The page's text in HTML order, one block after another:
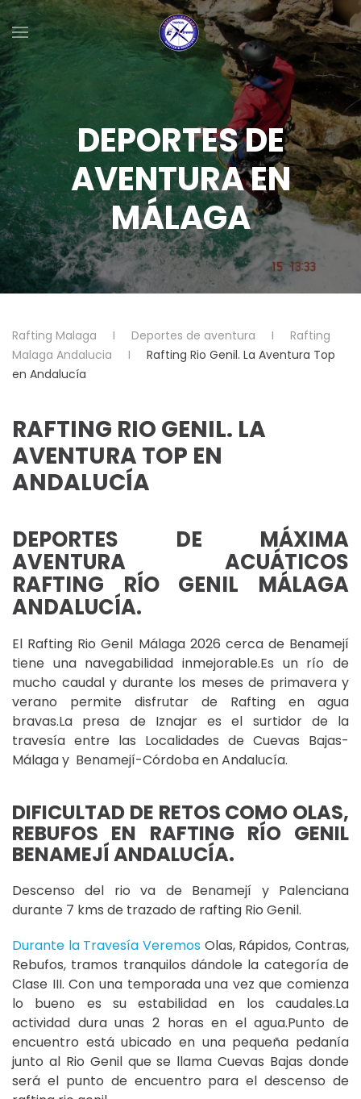
Skip to main content
DEPORTES DE
AVENTURA EN
MÁLAGA
Rafting Malaga Deportes de aventura
Rafting
Malaga Andalucia
Rafting Rio Genil. La Aventura Top
en Andalucía
RAFTING RIO GENIL. LA
AVENTURA TOP EN
ANDALUCÍA
DEPORTES DE MÁXIMA
AVENTURA ACUÁTICOS
RAFTING RÍO GENIL MÁLAGA
ANDALUCÍA.
El Rafting Rio Genil Málaga 2026 cerca de Benamejí
tiene una navegabilidad inmejorable.Es un río de
mucho caudal y durante los meses de primavera y
verano permite disfrutar de Rafting en agua
bravas.La presa de Iznajar es el surtidor de la
travesía entre las Localidades de Cuevas Bajas-
Málaga y Benamejí-Córdoba en Andalucía.
DIFICULTAD DE RETOS COMO OLAS,
REBUFOS EN RAFTING RÍO GENIL
BENAMEJÍ ANDALUCÍA.
Descenso del rio va de Benamejí y Palenciana
durante 7 kms de trazado de rafting Rio Genil.
Durante la Travesía Veremos Olas, Rápidos, Contras,
Rebufos, tramos tranquilos dándole la categoría de
Clase III. Con una temporada una vez que comienza
lo bueno es su estabilidad en los caudales.La
actividad dura unas 2 horas en el agua.Punto de
encuentro está ubicado en una pequeña pedanía
junto al Rio Genil que se llama Cuevas Bajas donde
será el punto de encuentro para el descenso de